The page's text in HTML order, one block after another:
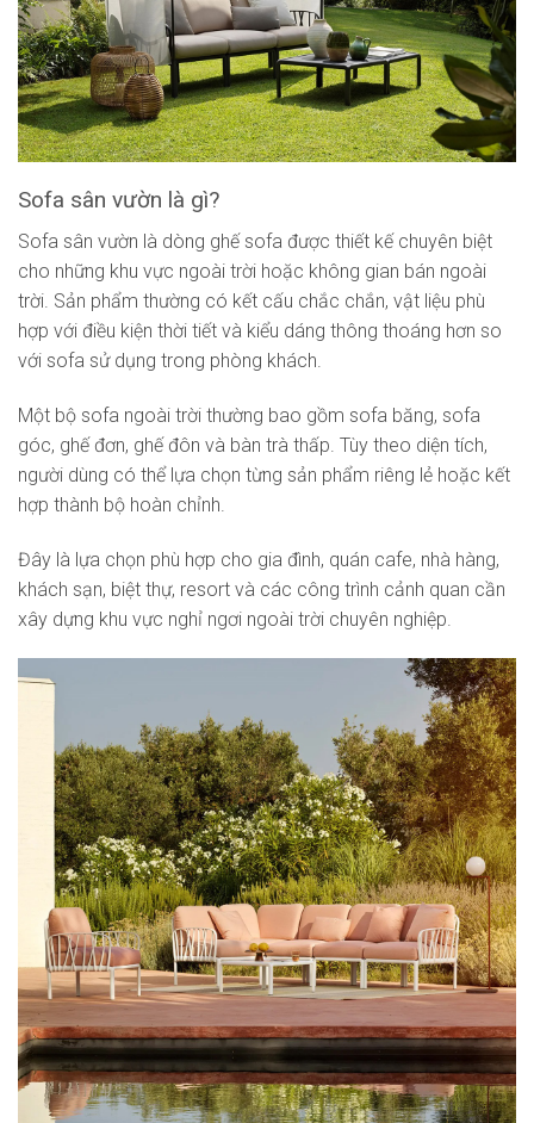
Sofa sân vườn là gì?
Sofa sân vườn là dòng ghế sofa được thiết kế chuyên biệt
cho những khu vực ngoài trời hoặc không gian bán ngoài
trời. Sản phẩm thường có kết cấu chắc chắn, vật liệu phù
hợp với điều kiện thời tiết và kiểu dáng thông thoáng hơn so
với sofa sử dụng trong phòng khách.
Một bộ sofa ngoài trời thường bao gồm sofa băng, sofa
góc, ghế đơn, ghế đôn và bàn trà thấp. Tùy theo diện tích,
người dùng có thể lựa chọn từng sản phẩm riêng lẻ hoặc kết
hợp thành bộ hoàn chỉnh.
Đây là lựa chọn phù hợp cho gia đình, quán cafe, nhà hàng,
khách sạn, biệt thự, resort và các công trình cảnh quan cần
xây dựng khu vực nghỉ ngơi ngoài trời chuyên nghiệp.